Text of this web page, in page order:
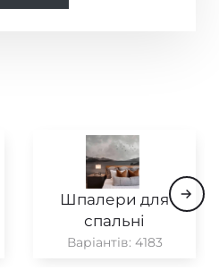
Шпалери для
спальні
Варіантів: 4183